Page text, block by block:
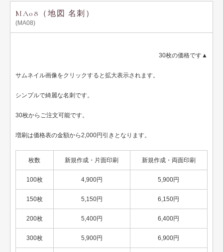
MA08（地図 名刺）
(MA08)
30枚の価格です▲
サムネイル画像をクリックすると拡大表示されます。
シンプルで綺麗な名刺です。
30枚からご注文可能です。
増刷は価格表の金額から2,000円引きとなります。
枚数 新規作成・片面印刷 新規作成・両面印刷
100枚 4,900円 5,900円
150枚 5,150円 6,150円
200枚 5,400円 6,400円
300枚 5,900円 6,900円